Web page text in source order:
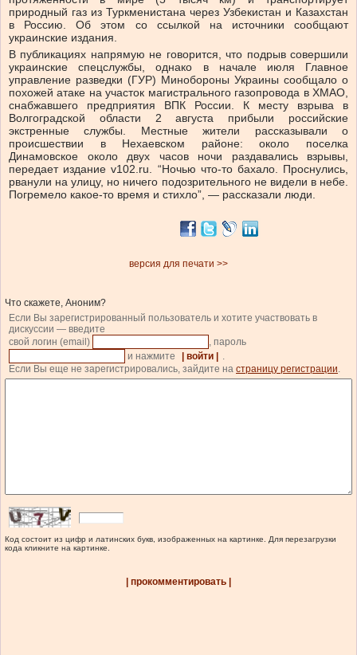
природный газ из Туркменистана через Узбекистан и Казахстан
в Россию. Об этом со ссылкой на источники сообщают
украинские издания.
В публикациях напрямую не говорится, что подрыв совершили
украинские спецслужбы, однако в начале июля Главное
управление разведки (ГУР) Минобороны Украины сообщало о
похожей атаке на участок магистрального газопровода в ХМАО,
снабжавшего предприятия ВПК России. К месту взрыва в
Волгоградской области 2 августа прибыли российские
экстренные службы. Местные жители рассказывали о
происшествии в Нехаевском районе: около поселка
Динамовское около двух часов ночи раздавались взрывы,
передает издание v102.ru. “Ночью что-то бахало. Проснулись,
рванули на улицу, но ничего подозрительного не видели в небе.
Погремело какое-то время и стихло”, — рассказали люди.
версия для печати >>
Что скажете, Аноним?
Если Вы зарегистрированный пользователь и хотите участвовать в
дискуссии — введите
свой логин (email)
, пароль
и нажмите
| войти |
.
Если Вы еще не зарегистрировались, зайдите на страницу регистрации.
Код состоит из цифр и латинских букв, изображенных на картинке. Для перезагрузки
кода кликните на картинке.
| прокомментировать |